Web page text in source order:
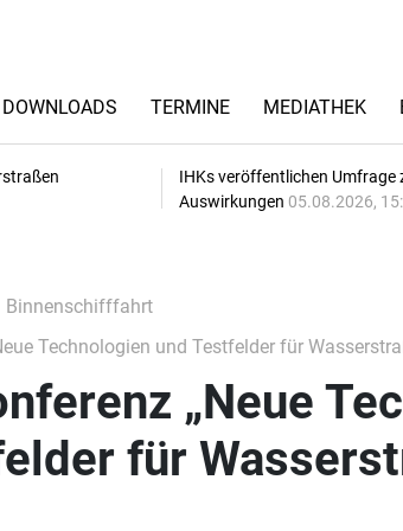
DOWNLOADS TERMINE MEDIATHEK
IHKs veröffentlichen Umfrage
Auswirkungen 05.08.2026,
Binnenschifffahrt
Technologien und Testfelder für
„Neue
für